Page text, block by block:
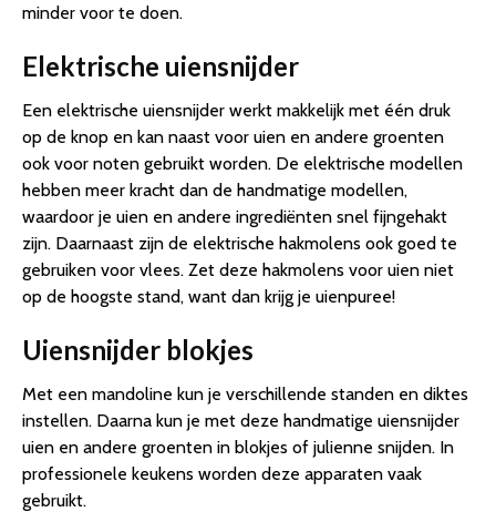
minder voor te doen.
Elektrische uiensnijder
Een elektrische uiensnijder werkt makkelijk met één druk
op de knop en kan naast voor uien en andere groenten
ook voor noten gebruikt worden. De elektrische modellen
hebben meer kracht dan de handmatige modellen,
waardoor je uien en andere ingrediënten snel fijngehakt
zijn. Daarnaast zijn de elektrische hakmolens ook goed te
gebruiken voor vlees. Zet deze hakmolens voor uien niet
op de hoogste stand, want dan krijg je uienpuree!
Uiensnijder blokjes
Met een mandoline kun je verschillende standen en diktes
instellen. Daarna kun je met deze handmatige uiensnijder
uien en andere groenten in blokjes of julienne snijden. In
professionele keukens worden deze apparaten vaak
gebruikt.